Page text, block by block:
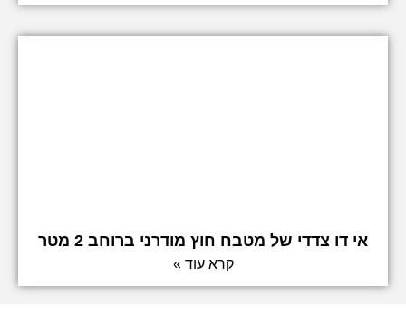
אי דו צדדי של מטבח חוץ מודרני ברוחב 2 מטר
קרא עוד »